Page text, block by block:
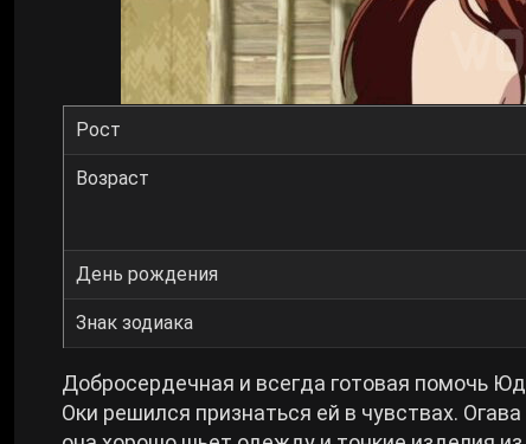
Рост
Возраст
День рождения
Знак зодиака
Добросердечная и всегда готовая помочь
Оки решился признаться ей в чувствах.